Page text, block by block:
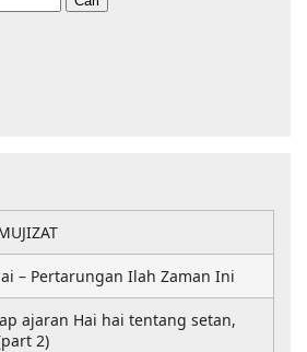
– Pertarungan Ilah Zaman Ini
ajaran Hai hai tentang setan,
2)